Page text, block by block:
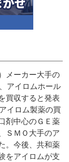
メーカー大手の
アイロムホール
買収すると発表
イロム製薬の買
剤中心のＧＥ薬
ＳＭＯ大手のア
。今後、共和薬
をアイロムが支